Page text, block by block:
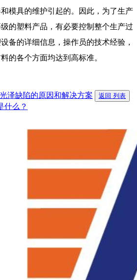
模具的维护引起的。因此，为了生产
的塑料产品，有必要控制整个生产过
备的详细信息，操作员的技术经验，
的各个方面均达到高标准。
泽缺陷的原因和解决方案 返回 列表
什么？